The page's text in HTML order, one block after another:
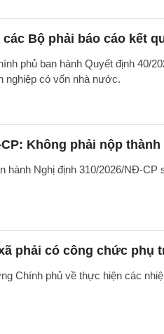
Bộ phải báo cáo kết
phủ ban hành Quyết định 40/
nghiệp có vốn nhà nước.
Không phải nộp
hành Nghị định 310/2026/NĐ-
phải có công chức phụ
Chính phủ về thực hiện các